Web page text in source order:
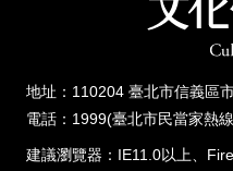
地址：110204 臺北市信義區
電話：1999(臺北市民當家熱
建議瀏覽器：IE11.0以上、